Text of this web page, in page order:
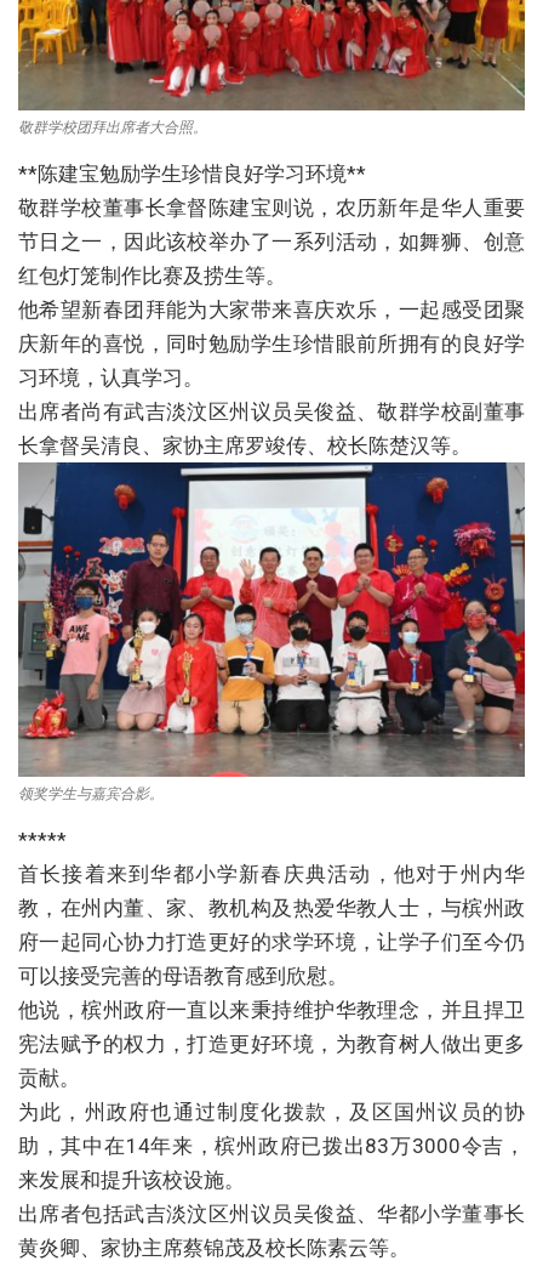
敬群学校团拜出席者大合照。
**陈建宝勉励学生珍惜良好学习环境**
敬群学校董事长拿督陈建宝则说，农历新年是华人重要
节日之一，因此该校举办了一系列活动，如舞狮、创意
红包灯笼制作比赛及捞生等。
他希望新春团拜能为大家带来喜庆欢乐，一起感受团聚
庆新年的喜悦，同时勉励学生珍惜眼前所拥有的良好学
习环境，认真学习。
出席者尚有武吉淡汶区州议员吴俊益、敬群学校副董事
长拿督吴清良、家协主席罗竣传、校长陈楚汉等。
领奖学生与嘉宾合影。
*****
首长接着来到华都小学新春庆典活动，他对于州内华
教，在州内董、家、教机构及热爱华教人士，与槟州政
府一起同心协力打造更好的求学环境，让学子们至今仍
可以接受完善的母语教育感到欣慰。
他说，槟州政府一直以来秉持维护华教理念，并且捍卫
宪法赋予的权力，打造更好环境，为教育树人做出更多
贡献。
为此，州政府也通过制度化拨款，及区国州议员的协
助，其中在14年来，槟州政府已拨出83万3000令吉，
来发展和提升该校设施。
出席者包括武吉淡汶区州议员吴俊益、华都小学董事长
黄炎卿、家协主席蔡锦茂及校长陈素云等。